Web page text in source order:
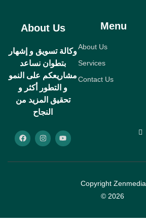
About Us
وكالة تسويق و إشهار
بتطوان نساعد
مشاريعكم على النمو
و التطور أكثر و
تحقيق المزيد من
النجاح
Menu
About Us
Services
Contact Us
Copyright Zenmedia
© 2026